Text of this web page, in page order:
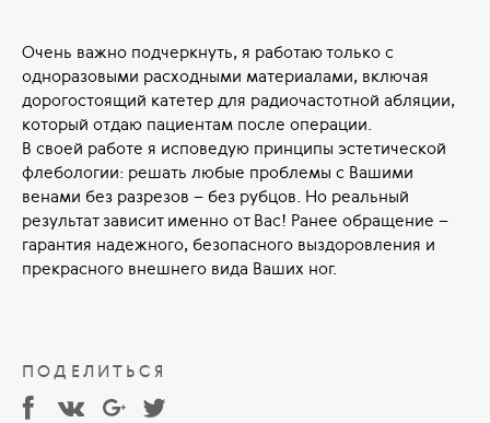
Очень важно подчеркнуть, я работаю только с
одноразовыми расходными материалами, включая
дорогостоящий катетер для радиочастотной абляции,
который отдаю пациентам после операции.
В своей работе я исповедую принципы эстетической
флебологии: решать любые проблемы с Вашими
венами без разрезов – без рубцов. Но реальный
результат зависит именно от Вас! Ранее обращение –
гарантия надежного, безопасного выздоровления и
прекрасного внешнего вида Ваших ног.
ПОДЕЛИТЬСЯ